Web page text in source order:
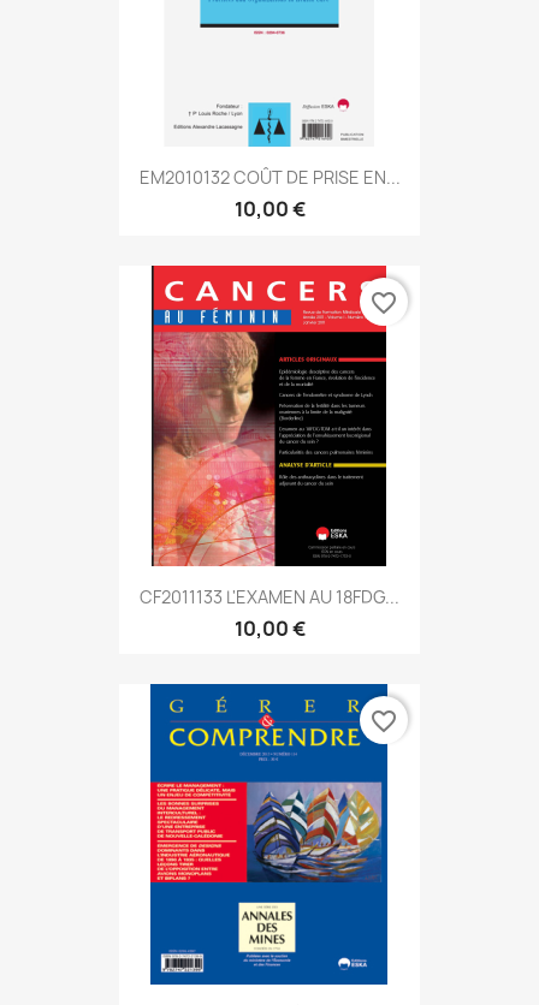
EM2010132 COÛT DE PRISE EN...
10,00 €
CF2011133 L'EXAMEN AU 18FDG...
10,00 €
favorite_border
favorite_border